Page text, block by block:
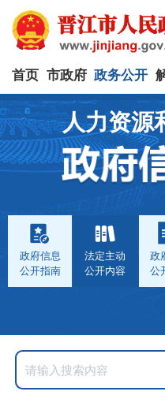
首页 市政府 政务公开
人力资源
政府信息
公开指南
法定主动
公开内容
政
公